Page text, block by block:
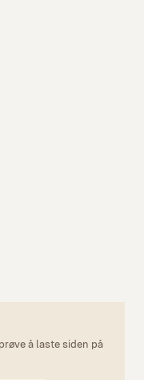
å laste siden på